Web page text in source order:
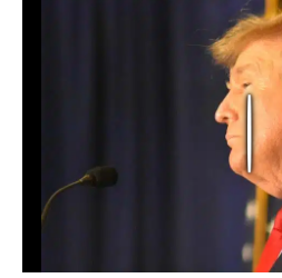
Play